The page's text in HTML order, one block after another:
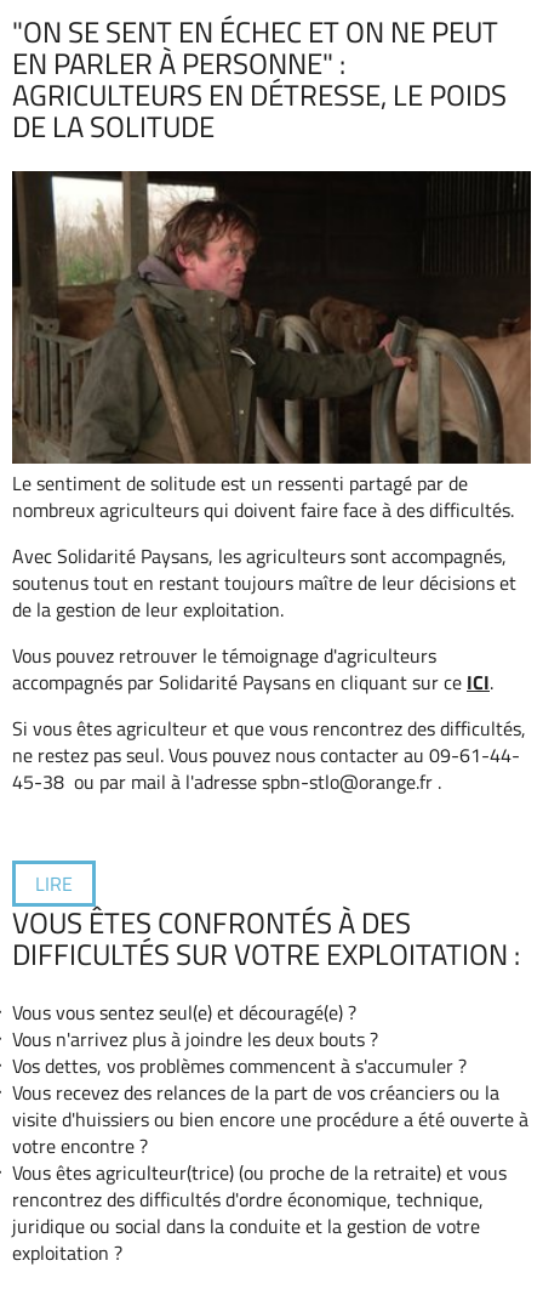
"ON SE SENT EN ÉCHEC ET ON NE PEUT
EN PARLER À PERSONNE" :
AGRICULTEURS EN DÉTRESSE, LE POIDS
DE LA SOLITUDE
Le sentiment de solitude est un ressenti partagé par de
nombreux agriculteurs qui doivent faire face à des difficultés.
Avec Solidarité Paysans, les agriculteurs sont accompagnés,
soutenus tout en restant toujours maître de leur décisions et
de la gestion de leur exploitation.
Vous pouvez retrouver le témoignage d'agriculteurs
accompagnés par Solidarité Paysans en cliquant sur ce ICI.
Si vous êtes agriculteur et que vous rencontrez des difficultés,
ne restez pas seul. Vous pouvez nous contacter au 09-61-44-
45-38 ou par mail à l'adresse spbn-stlo@orange.fr .
LIRE
VOUS ÊTES CONFRONTÉS À DES
DIFFICULTÉS SUR VOTRE EXPLOITATION :
Vous vous sentez seul(e) et découragé(e) ?
Vous n'arrivez plus à joindre les deux bouts ?
Vos dettes, vos problèmes commencent à s'accumuler ?
Vous recevez des relances de la part de vos créanciers ou la
visite d'huissiers ou bien encore une procédure a été ouverte à
votre encontre ?
Vous êtes agriculteur(trice) (ou proche de la retraite) et vous
rencontrez des difficultés d'ordre économique, technique,
juridique ou social dans la conduite et la gestion de votre
exploitation ?